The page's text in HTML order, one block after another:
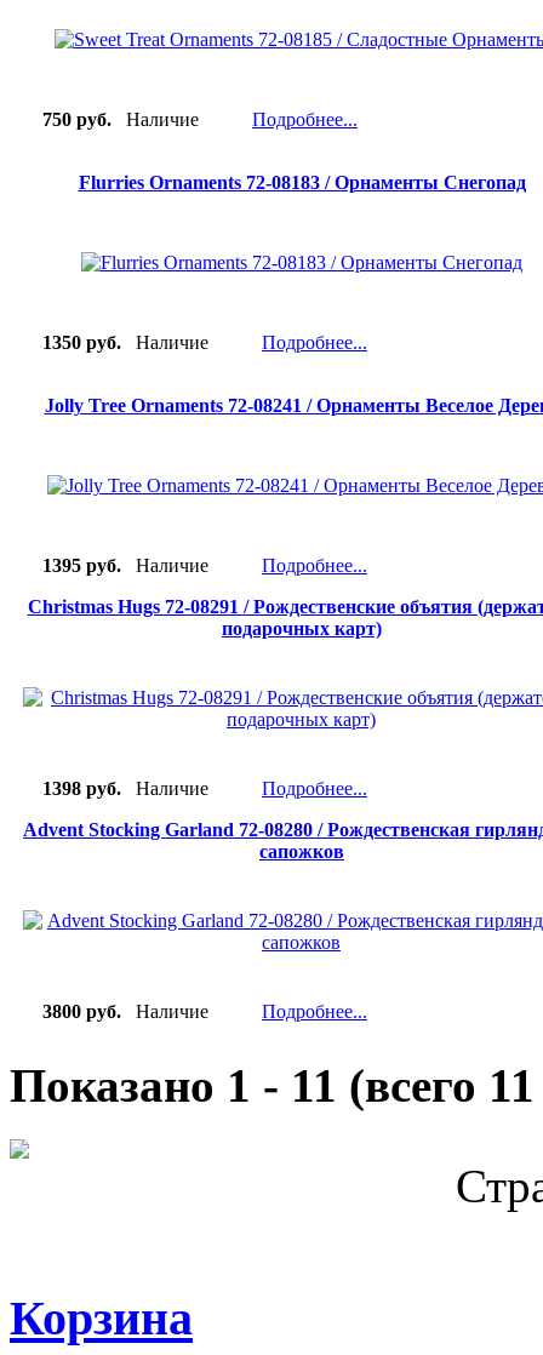
750 руб. Наличие Подробнее...
Flurries Ornaments 72-08183 / Орнаменты Снегопад
1350 руб. Наличие Подробнее...
Jolly Tree Ornaments 72-08241 / Орнаменты Веселое
1395 руб. Наличие
Подробнее...
Christmas Hugs 72-08291 / Рождественские объятия
подарочных карт)
1398 руб. Наличие
Подробнее...
Advent Stocking Garland 72-08280 / Рождественская
сапожков
3800 руб. Наличие Подробнее...
Показано 1 - 11 (всего 11
Корзина